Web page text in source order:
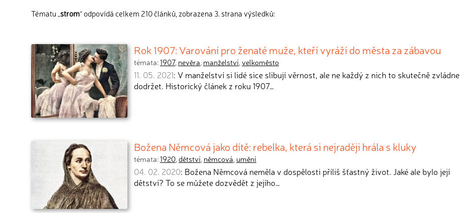
Tématu „strom“ odpovídá celkem 210 článků, zobrazena 3. strana výsledků:
Rok 1907: Varování pro ženaté muže, kteří vyráží do města za zábavou
témata:1907, nevěra, manželství,velkoměsto
11. 05. 2021: V manželství si lidé sice slibují věrnost, ale ne každý z nich to skutečně zvládne
dodržet. Historický článek z roku 1907…
Božena Němcová jako dítě: rebelka, která si nejraději hrála s kluky
témata:1920,dětství, němcová, umění
04. 02. 2020: Božena Němcová neměla v dospělosti příliš šťastný život. Jaké ale bylo její
dětství? To se můžete dozvědět z jejího…